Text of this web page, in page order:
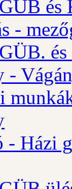
és
-
-
- Házi